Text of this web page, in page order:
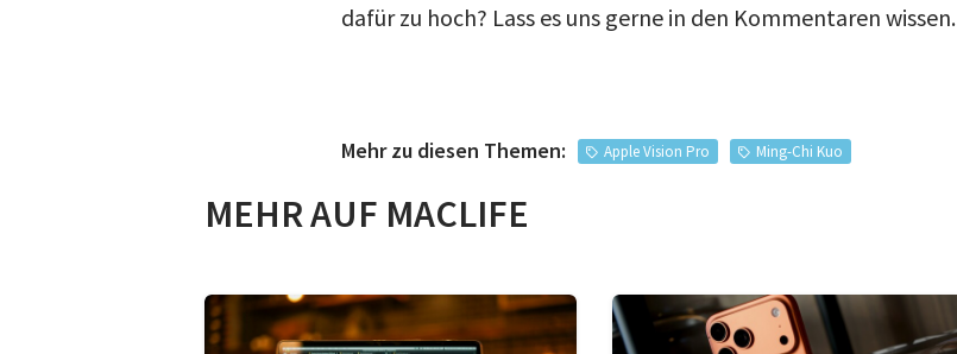
dafür zu hoch? Lass es uns gerne in den Kommentaren wissen.
Mehr zu diesen Themen: Apple Vision Pro Ming-Chi Kuo
MEHR AUF MACLIFE